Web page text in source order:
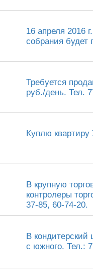
16 апреля 2016
собрания будет
Требуется
руб./день. Тел.
Куплю квартиру
В крупную
контролеры
37-85, 60-74-20.
В кондитерский
с южного. Тел.: